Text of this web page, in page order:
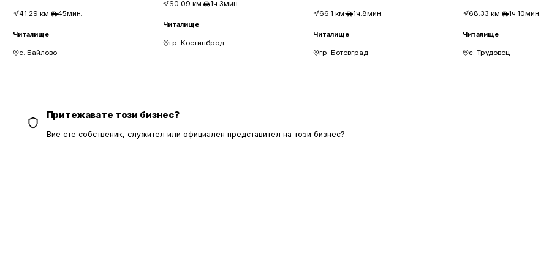
41.29 км· 45мин.
Читалище
с. Байлово
60.09 км· 1ч.3мин.
Читалище
гр. Костинброд
66.1 км· 1ч.8мин.
Читалище
гр. Ботевград
68.33 км· 1ч.10мин.
Читалище
с. Трудовец
Притежавате този бизнес?
Вие сте собственик, служител или официален представител на този бизнес?